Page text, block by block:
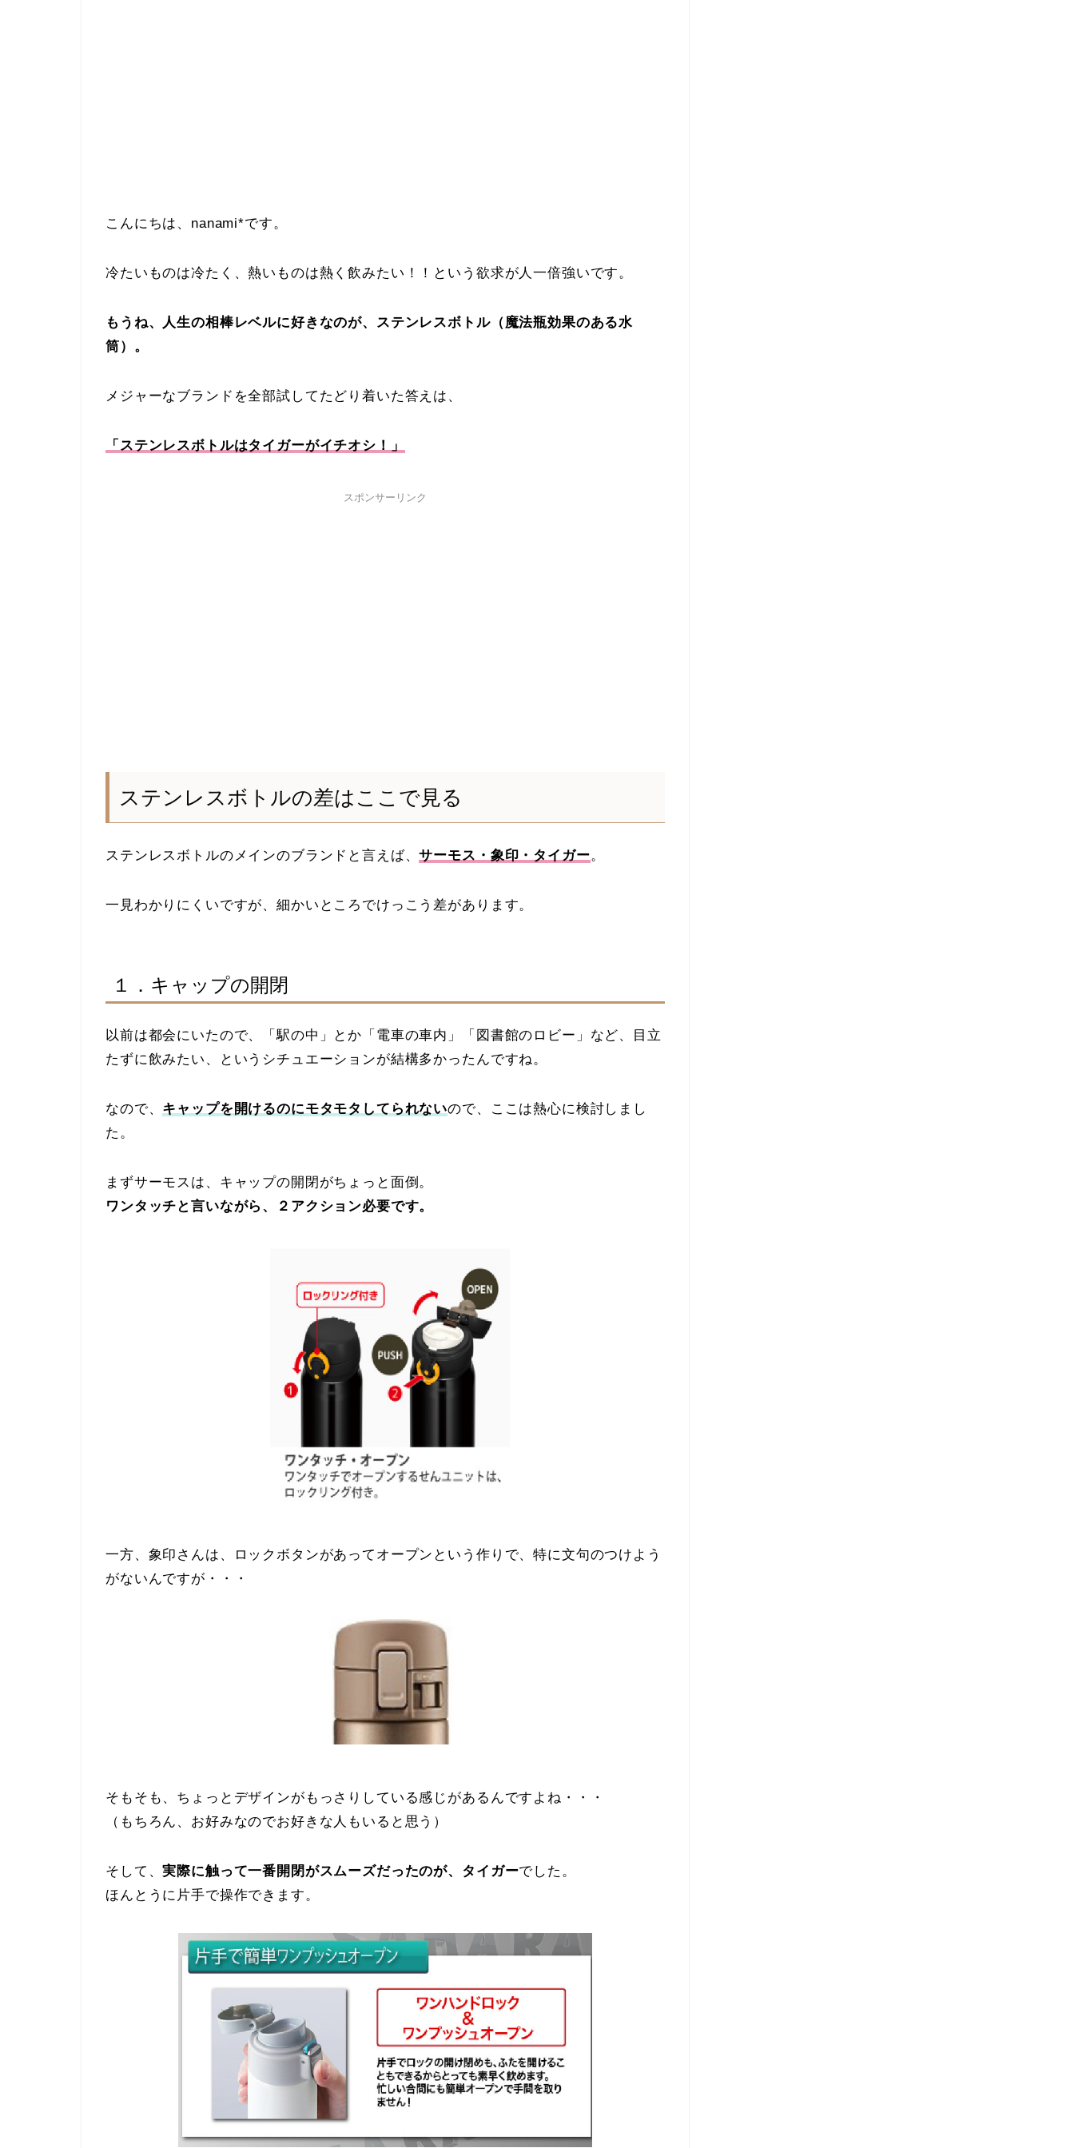
こんにちは、nanami*です。
冷たいものは冷たく、熱いものは熱く飲みたい！！という欲求が人一倍強いです。
もうね、人生の相棒レベルに好きなのが、ステンレスボトル（魔法瓶効果のある水
筒）。
メジャーなブランドを全部試してたどり着いた答えは、
「ステンレスボトルはタイガーがイチオシ！」
スポンサーリンク
ステンレスボトルの差はここで見る
ステンレスボトルのメインのブランドと言えば、サーモス・象印・タイガー。
一見わかりにくいですが、細かいところでけっこう差があります。
１．キャップの開閉
以前は都会にいたので、「駅の中」とか「電車の車内」「図書館のロビー」など、目立
たずに飲みたい、というシチュエーションが結構多かったんですね。
なので、 キャップを開けるのにモタモタしてられないので、ここは熱心に検討しまし
た。
まずサーモスは、キャップの開閉がちょっと面倒。
ワンタッチと言いながら、２アクション必要です。
一方、象印さんは、ロックボタンがあってオープンという作りで、特に文句のつけよう
がないんですが・・・
そもそも、ちょっとデザインがもっさりしている感じがあるんですよね・・・
（もちろん、お好みなのでお好きな人もいると思う）
そして、実際に触って一番開閉がスムーズだったのが、タイガーでした。
ほんとうに片手で操作できます。